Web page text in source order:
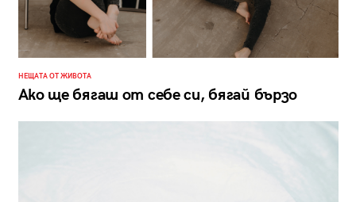
НЕЩАТА ОТ ЖИВОТА
Ако ще бягаш от себе си, бягай бързо